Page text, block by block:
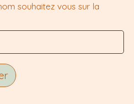
souhaitez vous sur la